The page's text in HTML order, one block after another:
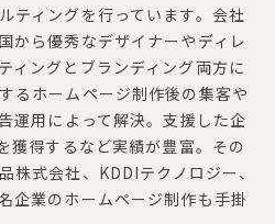
ティングを行っています。会社
から優秀なデザイナーやディレ
ィングとブランディング両方に
るホームページ制作後の集客や
運用によって解決。支援した企
獲得するなど実績が豊富。その
株式会社、KDDIテクノロジー、
企業のホームページ制作も手掛